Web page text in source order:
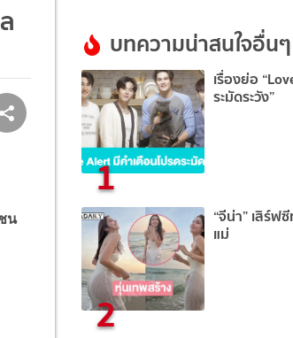
น
บทความน่าสนใจอื่นๆ
1
เรื่องย่อ
ระมัดระวัง”
2
“จีน่า” เสิร์ฟ
แม่